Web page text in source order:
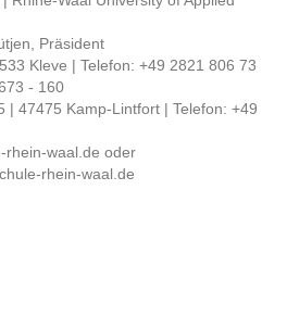
Präsident
Kleve | Telefon: +49 2821 806 73
- 160
| 47475 Kamp-Lintfort | Telefon: +49
rhein-waal.de oder
rhein-waal.de